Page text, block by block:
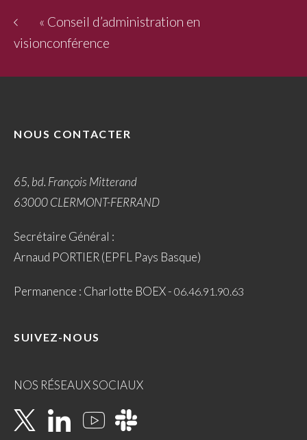
« Conseil d’administration en
visionconférence
NOUS CONTACTER
65, bd. François Mitterand
63000 CLERMONT-FERRAND
Secrétaire Général :
Arnaud PORTIER (EPFL Pays Basque)
Permanence : Charlotte BOEX -06.46.91.90.63
SUIVEZ-NOUS
NOS RÉSEAUX SOCIAUX